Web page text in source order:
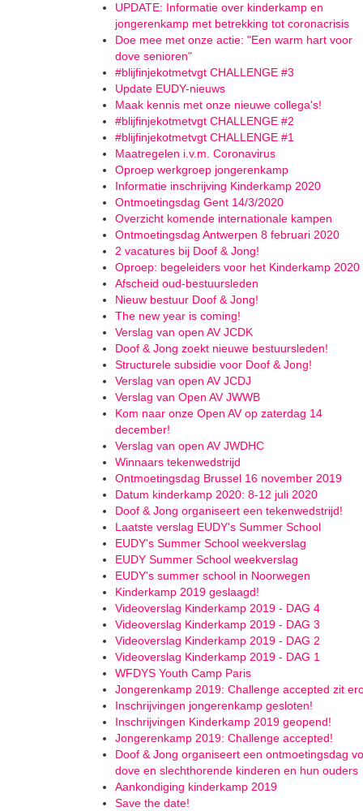
UPDATE: Informatie over kinderkamp en
jongerenkamp met betrekking tot coronacrisis
Doe mee met onze actie: "Een warm hart voor
dove senioren"
#blijfinjekotmetvgt CHALLENGE #3
Update EUDY-nieuws
Maak kennis met onze nieuwe collega's!
#blijfinjekotmetvgt CHALLENGE #2
#blijfinjekotmetvgt CHALLENGE #1
Maatregelen i.v.m. Coronavirus
Oproep werkgroep jongerenkamp
Informatie inschrijving Kinderkamp 2020
Ontmoetingsdag Gent 14/3/2020
Overzicht komende internationale kampen
Ontmoetingsdag Antwerpen 8 februari 2020
2 vacatures bij Doof & Jong!
Oproep: begeleiders voor het Kinderkamp 2020
Afscheid oud-bestuursleden
Nieuw bestuur Doof & Jong!
The new year is coming!
Verslag van open AV JCDK
Doof & Jong zoekt nieuwe bestuursleden!
Structurele subsidie voor Doof & Jong!
Verslag van open AV JCDJ
Verslag van Open AV JWWB
Kom naar onze Open AV op zaterdag 14
december!
Verslag van open AV JWDHC
Winnaars tekenwedstrijd
Ontmoetingsdag Brussel 16 november 2019
Datum kinderkamp 2020: 8-12 juli 2020
Doof & Jong organiseert een tekenwedstrijd!
Laatste verslag EUDY's Summer School
EUDY's Summer School weekverslag
EUDY Summer School weekverslag
EUDY's summer school in Noorwegen
Kinderkamp 2019 geslaagd!
Videoverslag Kinderkamp 2019 - DAG 4
Videoverslag Kinderkamp 2019 - DAG 3
Videoverslag Kinderkamp 2019 - DAG 2
Videoverslag Kinderkamp 2019 - DAG 1
WFDYS Youth Camp Paris
Jongerenkamp 2019: Challenge accepted zit
Inschrijvingen jongerenkamp gesloten!
Inschrijvingen Kinderkamp 2019 geopend!
Jongerenkamp 2019: Challenge accepted!
Doof & Jong organiseert een ontmoetingsdag
dove en slechthorende kinderen en hun ouders
Aankondiging kinderkamp 2019
Save the date!